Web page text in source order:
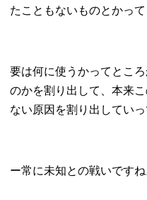
たこともないものとかっ
要は何に使うかってとこ
のかを割り出して、本来
ない原因を割り出してい
ー常に未知との戦いですね